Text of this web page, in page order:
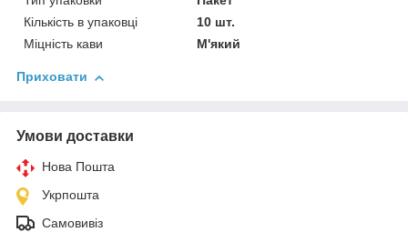
Кількість в упаковці
10 шт.
Міцність кави
М'який
Приховати
Умови доставки
Нова Пошта
Укрпошта
Самовивіз